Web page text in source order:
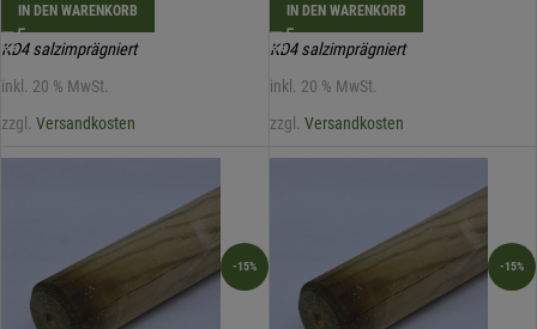
IN DEN WARENKORB
KD4 salzimprägniert
inkl. 20 % MwSt.
zzgl. Versandkosten
IN DEN WARENKORB
KD4 salzimprägniert
inkl. 20 % MwSt.
zzgl. Versandkosten
-15% -15%